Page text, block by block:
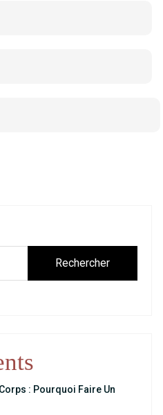
Rechercher
: Pourquoi Faire Un